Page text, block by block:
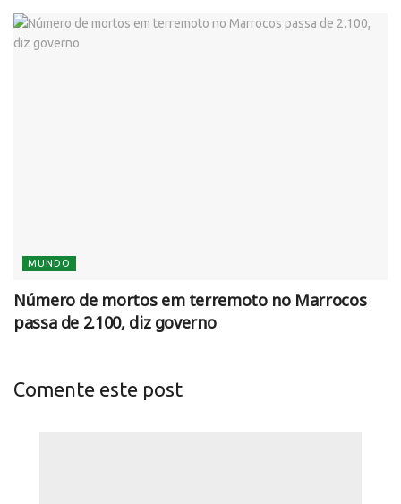
MUNDO
Número de mortos em terremoto no Marrocos
passa de 2.100, diz governo
Comente este post